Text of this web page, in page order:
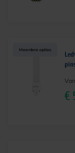
Meerdere opties
€